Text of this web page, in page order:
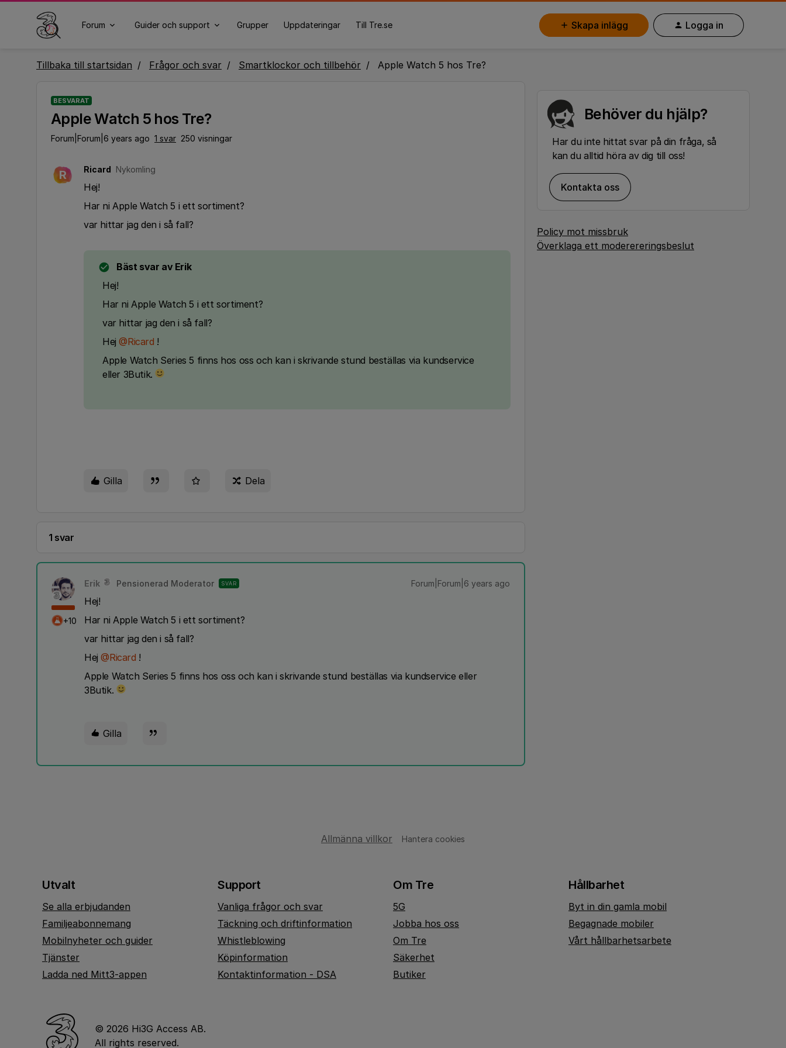
Forum Guider och support Grupper Uppdateringar Till Tre.se Skapa inlägg Logga in
Tillbaka till startsidan Frågor och svar Smartklockor och tillbehör Apple Watch 5 hos Tre?
BESVARAT
Apple Watch 5 hos Tre?
Forum|Forum|6 years ago 1 svar 250 visningar
R Ricard Nykomling
Hej!
Har ni Apple Watch 5 i ett sortiment?
var hittar jag den i så fall?
Bäst svar av Erik
Hej!
Har ni Apple Watch 5 i ett sortiment?
var hittar jag den i så fall?
Hej@Ricard !
Apple Watch Series 5 finns hos oss och kan i skrivande stund beställas via kundservice
eller 3Butik.
Gilla Dela
1 svar
+10
Erik Pensionerad Moderator SVAR Forum|Forum|6 years ago
Hej!
Har ni Apple Watch 5 i ett sortiment?
var hittar jag den i så fall?
Hej@Ricard !
Apple Watch Series 5 finns hos oss och kan i skrivande stund beställas via kundservice eller
3Butik.
Gilla
Behöver du hjälp?
Har du inte hittat svar på din fråga, så
kan du alltid höra av dig till oss!
Kontakta oss
Policy mot missbruk
Överklaga ett moderereringsbeslut
Allmänna villkor Hantera cookies
Utvalt
Se alla erbjudanden
Familjeabonnemang
Mobilnyheter och guider
Tjänster
Ladda ned Mitt3-appen
Support
Vanliga frågor och svar
Täckning och driftinformation
Whistleblowing
Köpinformation
Kontaktinformation - DSA
Om Tre
5G
Jobba hos oss
Om Tre
Säkerhet
Butiker
Hållbarhet
Byt in din gamla mobil
Begagnade mobiler
Vårt hållbarhetsarbete
© 2026 Hi3G Access AB.
All rights reserved.